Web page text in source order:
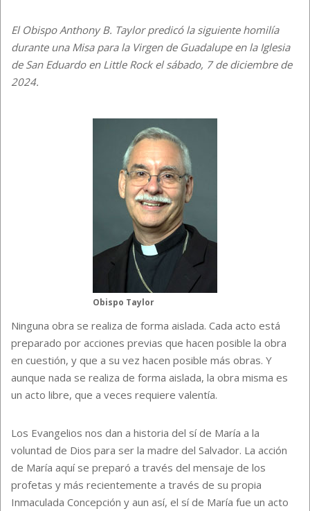
El Obispo Anthony B. Taylor predicó la siguiente homilía
durante una Misa para la Virgen de Guadalupe en la Iglesia
de San Eduardo en Little Rock el sábado, 7 de diciembre de
2024.
Obispo Taylor
Ninguna obra se realiza de forma aislada. Cada acto está
preparado por acciones previas que hacen posible la obra
en cuestión, y que a su vez hacen posible más obras. Y
aunque nada se realiza de forma aislada, la obra misma es
un acto libre, que a veces requiere valentía.
Los Evangelios nos dan a historia del sí de María a la
voluntad de Dios para ser la madre del Salvador. La acción
de María aquí se preparó a través del mensaje de los
profetas y más recientemente a través de su propia
Inmaculada Concepción y aun así, el sí de María fue un acto